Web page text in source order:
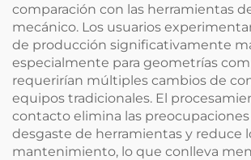
comparación con las herramientas
mecánico. Los usuarios
de producción significativamente
especialmente para geometrías
requerirían múltiples cambios de
equipos tradicionales. El
contacto elimina las preocupaciones
desgaste de herramientas y reduce
mantenimiento, lo que conlleva